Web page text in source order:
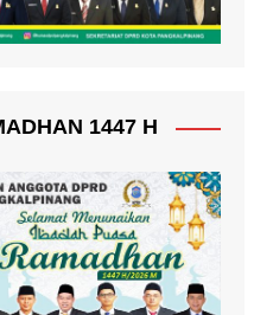
1447 H